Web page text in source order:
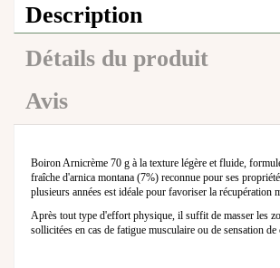
Description
Détails du produit
Avis
Boiron Arnicrème 70 g à la texture légère et fluide,
fraîche d'arnica montana (7%) reconnue pour ses
plusieurs années est idéale pour favoriser la récupération
Après tout type d'effort physique, il suffit de masser les
sollicitées en cas de fatigue musculaire ou de sensation de